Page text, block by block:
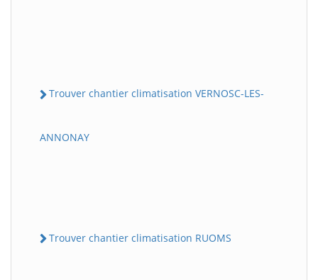
Trouver chantier climatisation VERNOSC-LES-
ANNONAY
Trouver chantier climatisation RUOMS